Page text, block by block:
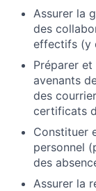
Assurer la
des
effectifs (y
Préparer
avenants
des
certificats
Constituer
personnel
des
Assurer la